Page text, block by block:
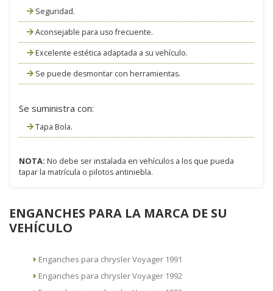
Seguridad.
Aconsejable para uso frecuente.
Excelente estética adaptada a su vehículo.
Se puede desmontar con herramientas.
Se suministra con:
Tapa Bola.
NOTA: No debe ser instalada en vehículos a los que pueda
tapar la matrícula o pilotos antiniebla.
ENGANCHES PARA LA MARCA DE SU
VEHÍCULO
Enganches para chrysler Voyager 1991
Enganches para chrysler Voyager 1992